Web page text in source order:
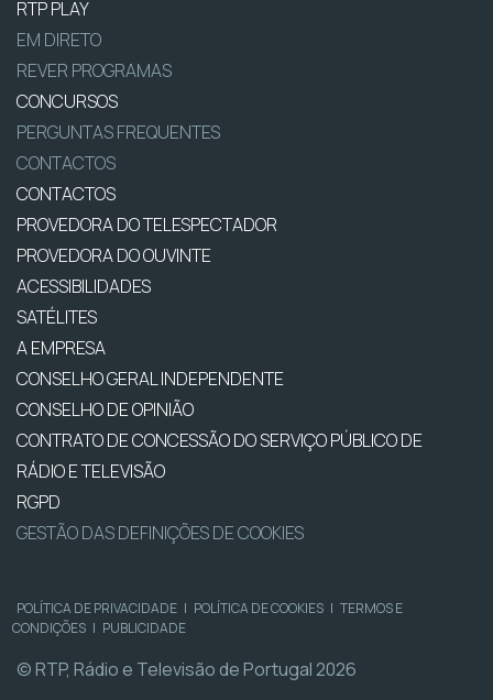
RTP PLAY
EM DIRETO
REVER PROGRAMAS
CONCURSOS
PERGUNTAS FREQUENTES
CONTACTOS
CONTACTOS
PROVEDORA DO TELESPECTADOR
PROVEDORA DO OUVINTE
ACESSIBILIDADES
SATÉLITES
A EMPRESA
CONSELHO GERAL INDEPENDENTE
CONSELHO DE OPINIÃO
CONTRATO DE CONCESSÃO DO SERVIÇO PÚBLICO DE
RÁDIO E TELEVISÃO
RGPD
GESTÃO DAS DEFINIÇÕES DE COOKIES
POLÍTICA DE PRIVACIDADE | POLÍTICA DE COOKIES | TERMOS E
CONDIÇÕES | PUBLICIDADE
© RTP, Rádio e Televisão de Portugal 2026